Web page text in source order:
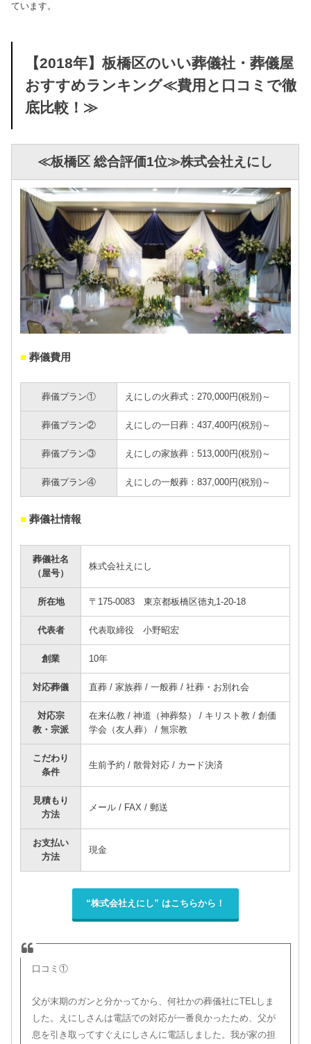
ています。
【2018年】板橋区のいい葬儀社・葬儀屋
おすすめランキング≪費用と口コミで徹
底比較！≫
≪板橋区 総合評価1位≫株式会社えにし
■ 葬儀費用
葬儀プラン① えにしの火葬式：270,000円(税別)～
葬儀プラン② えにしの一日葬：437,400円(税別)～
葬儀プラン③ えにしの家族葬：513,000円(税別)～
葬儀プラン④ えにしの一般葬：837,000円(税別)～
■ 葬儀社情報
葬儀社名
（屋号）
株式会社えにし
所在地 〒175-0083 東京都板橋区徳丸1-20-18
代表者 代表取締役 小野昭宏
創業 10年
対応葬儀 直葬 / 家族葬 / 一般葬 / 社葬・お別れ会
対応宗
教・宗派
在来仏教 / 神道（神葬祭） / キリスト教 / 創価
学会（友人葬） / 無宗教
こだわり
条件
生前予約 / 散骨対応 / カード決済
見積もり
方法
メール / FAX / 郵送
お支払い
方法
現金
“株式会社えにし” はこちらから！
口コミ①
父が末期のガンと分かってから、何社かの葬儀社にTELしま
した。えにしさんは電話での対応が一番良かったため、父が
息を引き取ってすぐえにしさんに電話しました。我が家の担